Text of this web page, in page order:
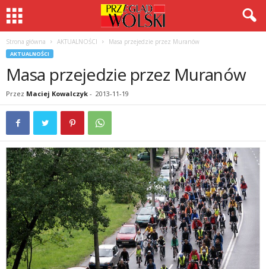
Strona główna AKTUALNOŚCI Masa przejedzie przez Muranów
AKTUALNOŚCI
Masa przejedzie przez Muranów
Przez Maciej Kowalczyk - 2013-11-19